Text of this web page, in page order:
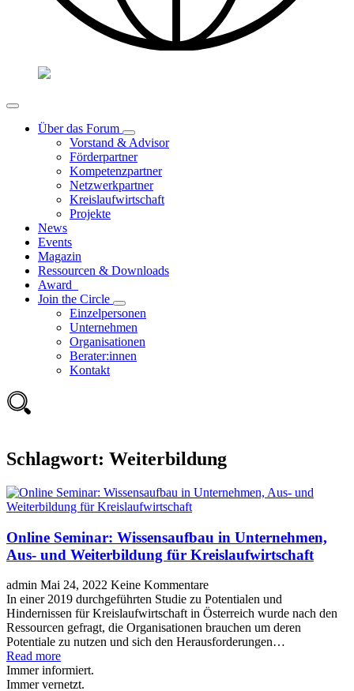
Über das Forum
Vorstand & Advisor
Förderpartner
Kompetenzpartner
Netzwerkpartner
Kreislaufwirtschaft
Projekte
News
Events
Magazin
Ressourcen & Downloads
Award
Join the Circle
Einzelpersonen
Unternehmen
Organisationen
Berater:innen
Kontakt
Schlagwort: Weiterbildung
Online Seminar: Wissensaufbau in Unternehmen,
Aus- und Weiterbildung für Kreislaufwirtschaft
admin Mai 24, 2022 Keine Kommentare
In einer 2019 durchgeführten Studie zu Potentialen und
Hindernissen für Kreislaufwirtschaft in Österreich wurde nach den
Ressourcen gefragt, die Organisationen brauchen um deren
Potentiale zu nutzen und sich den Herausforderungen…
Read more
Immer informiert.
Immer vernetzt.